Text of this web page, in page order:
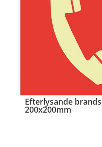
Efterlysande
200x200mm